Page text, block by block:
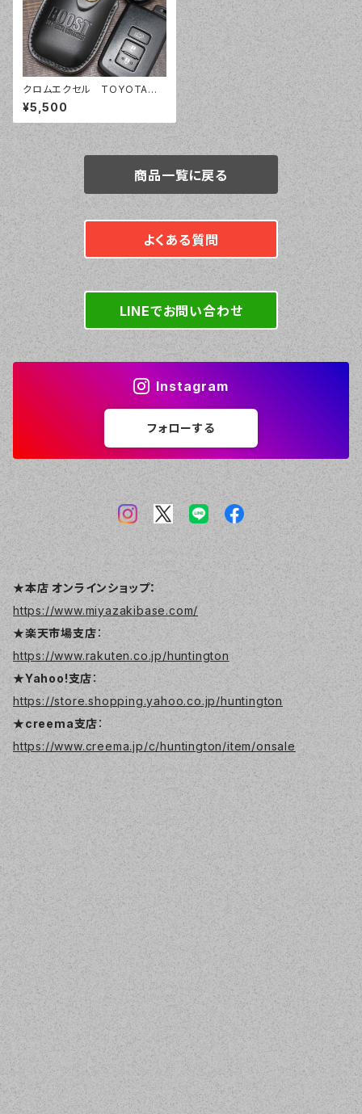
クロムエクセル TOYOTA T
YPE２ スマートキーケース
スマートキーカバー オーダー
メイド 本革レザー トヨタ
¥5,500
商品一覧に戻る
よくある質問
LINEでお問い合わせ
Instagram
フォローする
★本店 オンラインショップ：
https://www.miyazakibase.com/
★楽天市場支店：
https://www.rakuten.co.jp/huntington
★Yahoo!支店：
https://store.shopping.yahoo.co.jp/huntington
★creema支店：
https://www.creema.jp/c/huntington/item/onsale